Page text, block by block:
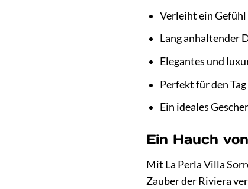
Verleiht ein Gefühl
Lang anhaltender
Elegantes und
Perfekt für den
Ein ideales
Ein Hauch
Mit La Perla Villa
Zauber der Riviera